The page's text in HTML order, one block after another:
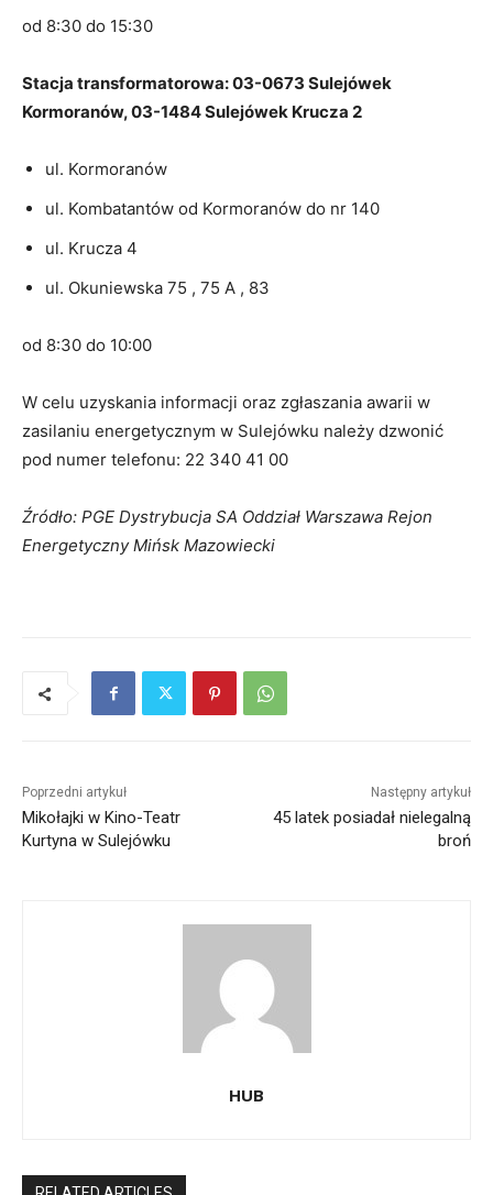
od 8:30 do 15:30
Stacja transformatorowa: 03-0673 Sulejówek
Kormoranów, 03-1484 Sulejówek Krucza 2
ul. Kormoranów
ul. Kombatantów od Kormoranów do nr 140
ul. Krucza 4
ul. Okuniewska 75 , 75 A , 83
od 8:30 do 10:00
W celu uzyskania informacji oraz zgłaszania awarii w
zasilaniu energetycznym w Sulejówku należy dzwonić
pod numer telefonu: 22 340 41 00
Źródło: PGE Dystrybucja SA Oddział Warszawa Rejon
Energetyczny Mińsk Mazowiecki
Poprzedni artykuł
Mikołajki w Kino-Teatr
Kurtyna w Sulejówku
Następny artykuł
45 latek posiadał nielegalną
broń
HUB